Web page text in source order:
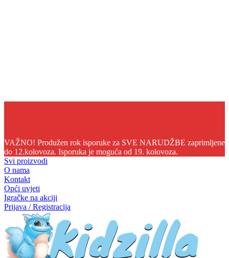
VAŽNO! Produžen rok isporuke za SVE NARUDŽBE zaprimljene
do 12.kolovoza. Isporuka je moguća od 19. kolovoza.
Svi proizvodi
O nama
Kontakt
Opći uvjeti
Igračke na akciji
Prijava / Registracija